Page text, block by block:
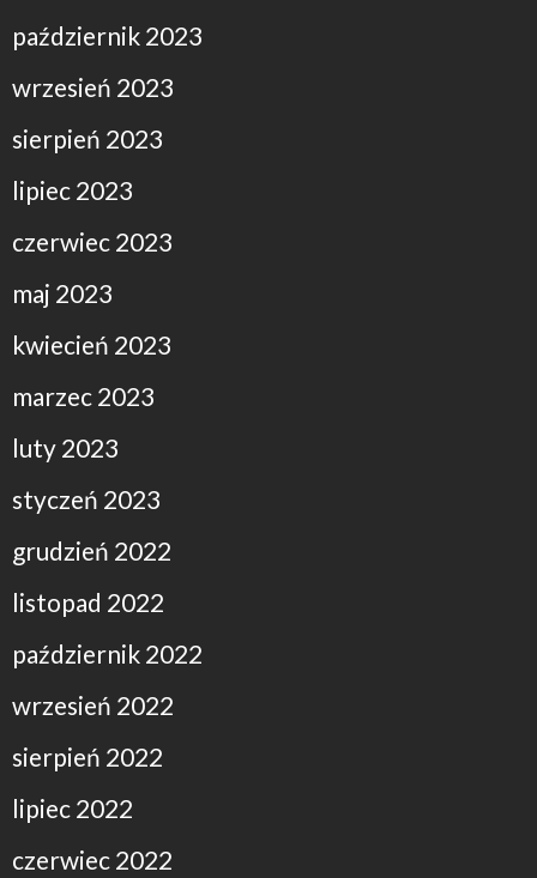
październik 2023
wrzesień 2023
sierpień 2023
lipiec 2023
czerwiec 2023
maj 2023
kwiecień 2023
marzec 2023
luty 2023
styczeń 2023
grudzień 2022
listopad 2022
październik 2022
wrzesień 2022
sierpień 2022
lipiec 2022
czerwiec 2022